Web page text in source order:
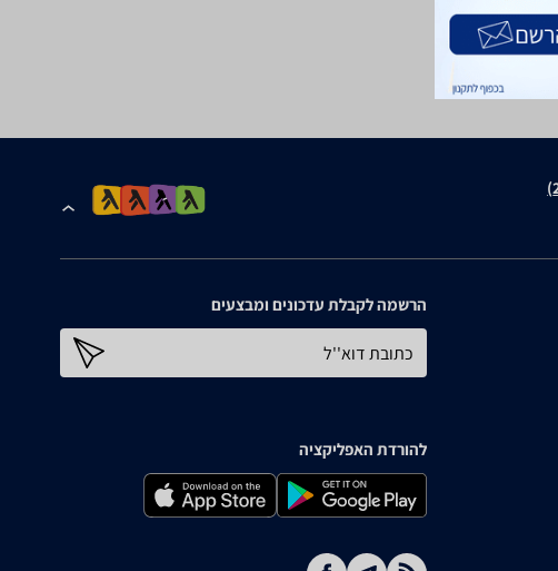
הרשמה לקבלת עדכונים ומבצעים
כתובת דוא''ל
להורדת האפליקציה